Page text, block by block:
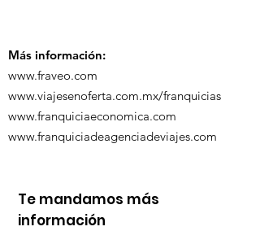
Más información:
www.fraveo.com
www.viajesenoferta.com.mx/franquicias
www.franquiciaeconomica.com
www.franquiciadeagenciadeviajes.com
Te mandamos más
información